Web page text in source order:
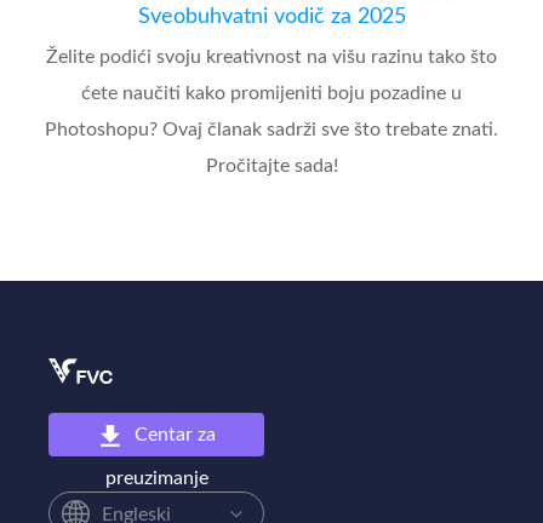
Sveobuhvatni vodič za 2025
Želite podići svoju kreativnost na višu razinu tako što
ćete naučiti kako promijeniti boju pozadine u
Photoshopu? Ovaj članak sadrži sve što trebate znati.
Pročitajte sada!
Centar za
preuzimanje
Engleski